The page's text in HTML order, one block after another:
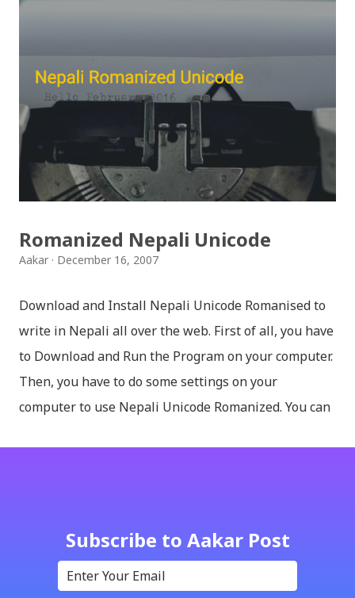
उपलब्ध गराइदिनुहुने अच्युत घिमिरेलाई धेरै धेरै धन्यवाद । पल्पसा
क्याफे त सुनिसकियो, तर यहाँहरु ले पल्पसा क्याफेलाई कसरी
मुल्यांङ्कन गर्नुभयो थाहा छैन । खैर कुरो जेसुकै होस्, आज यहाँ म केही
साथिहरुको ब्लगमा प्रकाशित "पल्पसा क्याफे" बारे गरिएको
टिप्पणीहरु सहित उपस्थित भएको छु । साथिहरुको ब्लगमा प्रकाशित
भइसकेका कुराहरुलाई एकै ठाउँमा समेट्न...
Romanized Nepali Unicode
Aakar December 16, 2007
Download and Install Nepali Unicode Romanised to
write in Nepali all over the web. First of all, you have
to Download and Run the Program on your computer.
Then, you have to do some settings on your
computer to use Nepali Unicode Romanized. You can
Language and Regional settings; Open Regional
Language Options; Go to Language Options & tick on
check box (install files..... Thai, instal....east
Subscribe to Aakar Post